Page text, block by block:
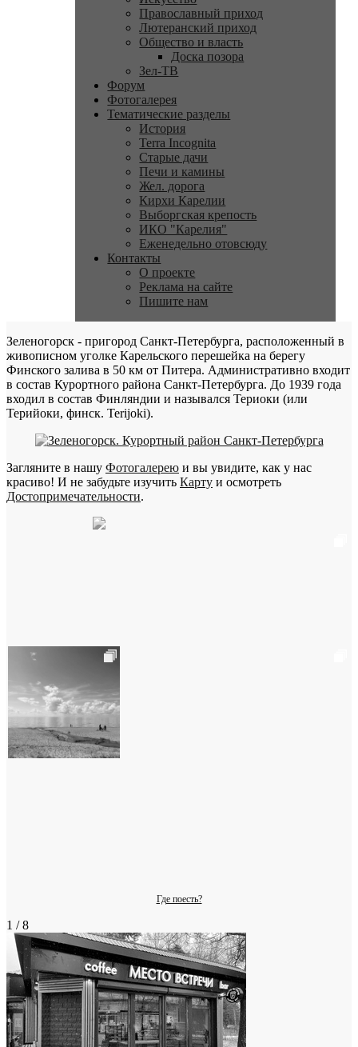
Православный приход
Лютеранский приход
Общество и власть
Доска позора
Зел-ТВ
Форум
Фотогалерея
Тематические разделы
История
Terra Incognita
Старые дачи
Печи и камины
Жел. дорога
Кирхи Карелии
Выборгская крепость
ИКО "Карелия"
Еженедельно отовсюду
Контакты
О проекте
Реклама на сайте
Пишите нам
Зеленогорск - пригород Санкт-Петербурга, расположенный в
живописном уголке Карельского перешейка на берегу
Финского залива в 50 км от Питера. Административно входит
в состав Курортного района Санкт-Петербурга. До 1939 года
входил в состав Финляндии и назывался Териоки (или
Терийоки, финск. Terijoki).
Загляните в нашу Фотогалерею и вы увидите, как у нас
красиво! И не забудьте изучить Карту и осмотреть
Достопримечательности.
Где поесть?
1 / 8